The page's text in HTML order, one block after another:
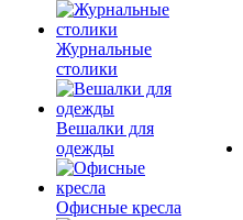
Журнальные
столики
Вешалки для
одежды
Офисные кресла